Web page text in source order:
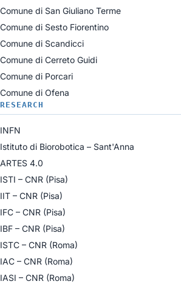
Comune di San Giuliano Terme
Comune di Sesto Fiorentino
Comune di Scandicci
Comune di Cerreto Guidi
Comune di Porcari
Comune di Ofena
RESEARCH
INFN
Istituto di Biorobotica – Sant'Anna
ARTES 4.0
ISTI – CNR (Pisa)
IIT – CNR (Pisa)
IFC – CNR (Pisa)
IBF – CNR (Pisa)
ISTC – CNR (Roma)
IAC – CNR (Roma)
IASI – CNR (Roma)